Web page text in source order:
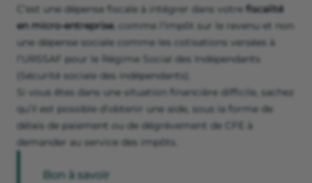
C’est une dépense fiscale à intégrer dans votre fiscalité
en micro-entreprise, comme l’impôt sur le revenu et non
une dépense sociale comme les cotisations versées à
l’URSSAF pour le Régime Social des Indépendants
(Sécurité sociale des indépendants).
Si vous êtes dans une situation financière difficile, sachez
qu’il est possible d’obtenir une aide, sous la forme de
délais de paiement ou de dégrèvement de CFE à
demander au service des impôts.
Bon à savoir